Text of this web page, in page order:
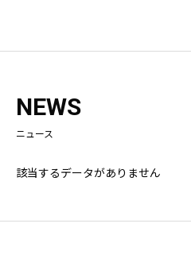
NEWS
ニュース
該当するデータがありません